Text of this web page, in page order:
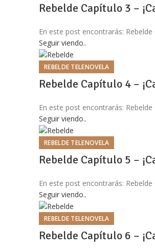
Rebelde Capítulo 3 –
En este post encontrarás:
Seguir viendo..
REBELDE TELENOVELA
Rebelde Capítulo 4 –
En este post encontrarás:
Seguir viendo..
REBELDE TELENOVELA
Rebelde Capítulo 5 –
En este post encontrarás:
Seguir viendo..
REBELDE TELENOVELA
Rebelde Capítulo 6 –